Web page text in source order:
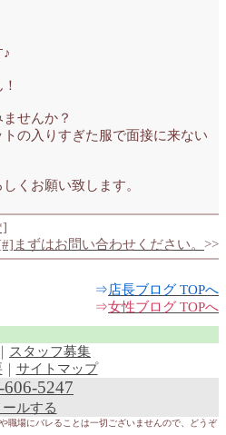
せんか？
の入りすぎた服で面接に来ない
くお願い致します。
まずはお問い合わせください。 >>
⇒店長ブログ TOPへ
⇒女性ブログ TOPへ
スタッフ募集
｜ サイトマップ
606-5247
ールする
職場にバレることは一切ございませんので、どうぞ